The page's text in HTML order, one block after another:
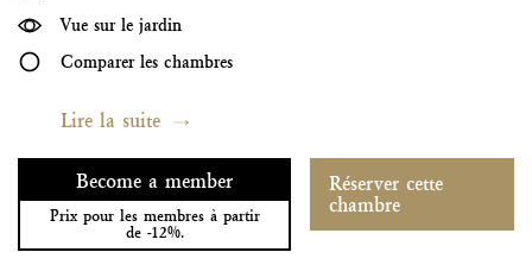
Vue sur le jardin
Comparer les chambres
Lire la suite
Become a member
Prix pour les membres à partir
de -12%.
Réserver cette
chambre